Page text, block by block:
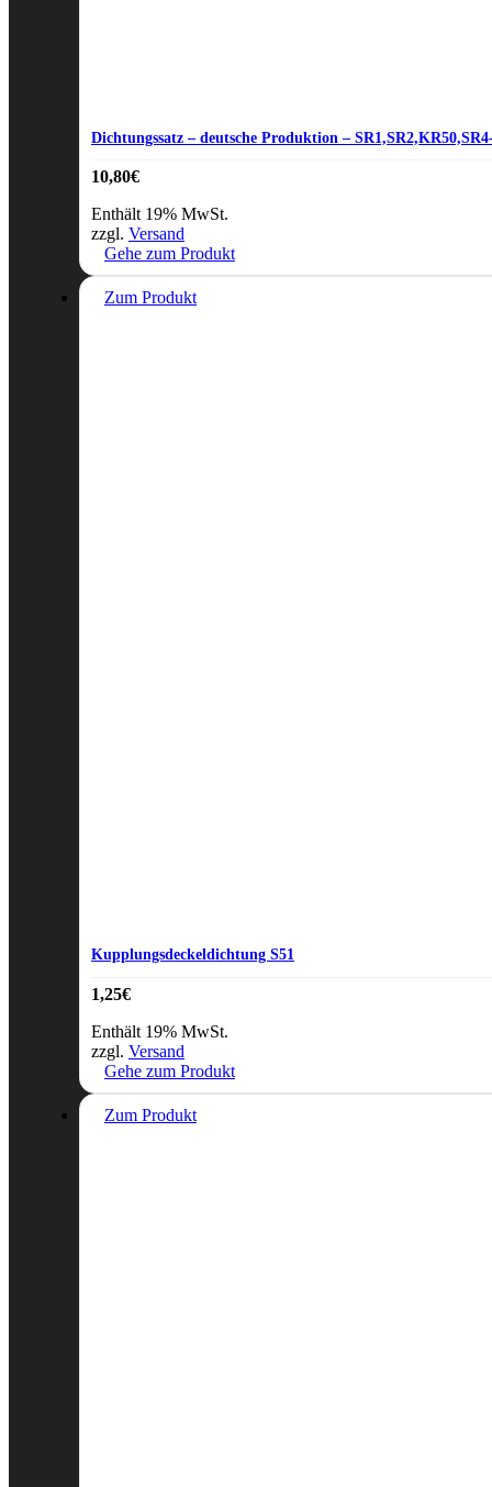
Dichtungssatz – deutsche Produktion –
10,80€
Enthält 19% MwSt.
zzgl. Versand
Gehe zum Produkt
Zum Produkt
Kupplungsdeckeldichtung S51
1,25€
Enthält 19% MwSt.
zzgl. Versand
Gehe zum Produkt
Zum Produkt